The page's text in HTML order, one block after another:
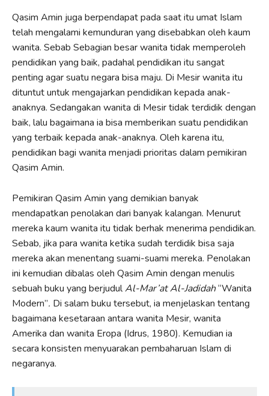
Qasim Amin juga berpendapat pada saat itu umat Islam
telah mengalami kemunduran yang disebabkan oleh kaum
wanita. Sebab Sebagian besar wanita tidak memperoleh
pendidikan yang baik, padahal pendidikan itu sangat
penting agar suatu negara bisa maju. Di Mesir wanita itu
dituntut untuk mengajarkan pendidikan kepada anak-
anaknya. Sedangakan wanita di Mesir tidak terdidik dengan
baik, lalu bagaimana ia bisa memberikan suatu pendidikan
yang terbaik kepada anak-anaknya. Oleh karena itu,
pendidikan bagi wanita menjadi prioritas dalam pemikiran
Qasim Amin.
Pemikiran Qasim Amin yang demikian banyak
mendapatkan penolakan dari banyak kalangan. Menurut
mereka kaum wanita itu tidak berhak menerima pendidikan.
Sebab, jika para wanita ketika sudah terdidik bisa saja
mereka akan menentang suami-suami mereka. Penolakan
ini kemudian dibalas oleh Qasim Amin dengan menulis
sebuah buku yang berjudulAl-Mar’at Al-Jadidah“Wanita
Modern”. Di salam buku tersebut, ia menjelaskan tentang
bagaimana kesetaraan antara wanita Mesir, wanita
Amerika dan wanita Eropa (Idrus, 1980). Kemudian ia
secara konsisten menyuarakan pembaharuan Islam di
negaranya.